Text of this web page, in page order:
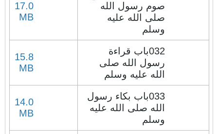
صوم رسول الله
صلى الله عليه
وسلم
17.0
MB
032باب قراءة
رسول الله صلى
الله عليه وسلم
15.8
MB
033باب بكاء رسول
الله صلى الله عليه
وسلم
14.0
MB